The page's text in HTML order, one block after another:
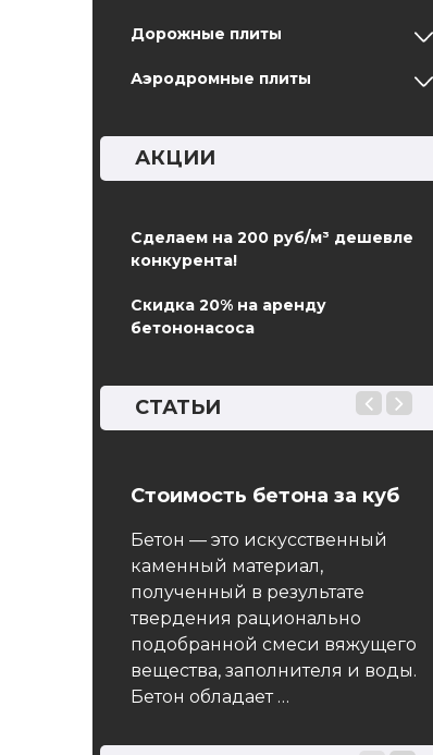
Дорожные плиты
Аэродромные плиты
АКЦИИ
Сделаем на 200 руб/м³ дешевле
конкурента!
Скидка 20% на аренду
бетононасоса
СТАТЬИ
Стоимость бетона за куб
Бетон — это искусственный
каменный материал,
полученный в результате
твердения рационально
подобранной смеси вяжущего
вещества, заполнителя и воды.
Бетон обладает …